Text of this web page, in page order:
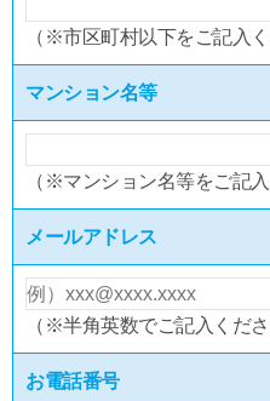
（※市区町村以下をご記入く
マンション名等
（※マンション名等をご記入
メールアドレス
（※半角英数でご記入くださ
お電話番号